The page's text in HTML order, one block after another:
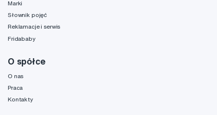
Marki
Słownik pojęć
Reklamacje i serwis
Fridababy
O spółce
O nas
Praca
Kontakty